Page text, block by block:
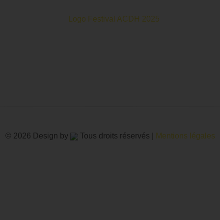
© 2026 Design by Tous droits réservés | Mentions légales